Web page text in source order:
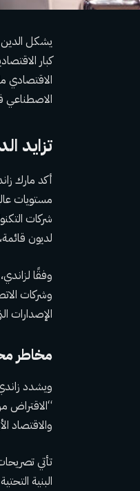
يشكل الدين
كبار
الاقتصادي
الاصطناعي
تزايد
أكد مارك
شركات
لديون
وفقًا
الإصدارات
مخاطر
ويشدد
“الاقتراض
والاقتصاد
تأتي
البنية